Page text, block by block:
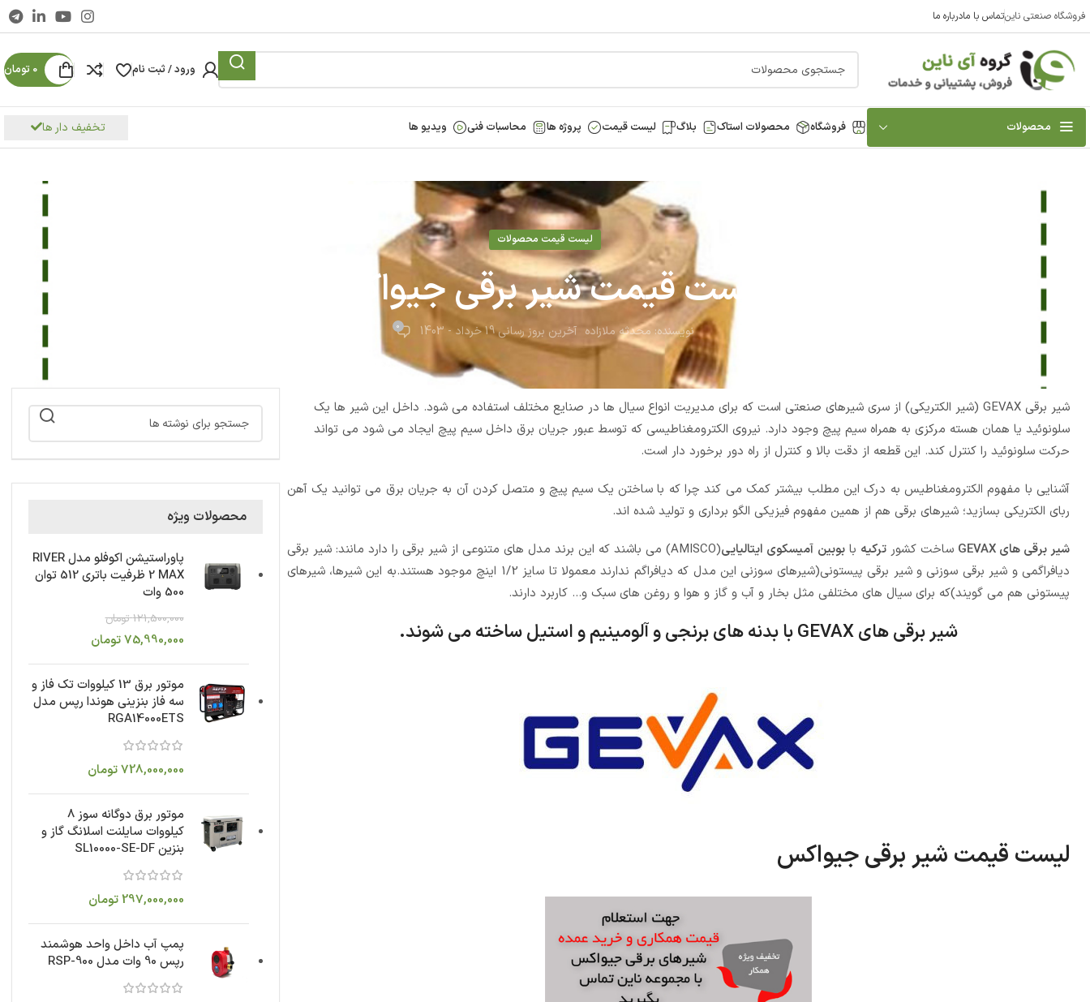
فروشگاه صنعتی ناینتماس با مادرباره ما
ورود / ثبت نام 0 تومان
محصولات فروشگاه محصولات استاک بلاگ لیست قیمت پروژه ها محاسبات فنی ویدیو ها تخفیف دار ها
لیست قیمت محصولات
لیست قیمت شیر برقی جیواکس
نویسنده: محدثه ملازاده آخرین بروز رسانی 19 خرداد - 1403 0
شیر برقی GEVAX (شیر الکتریکی) از سری شیرهای صنعتی است که برای مدیریت انواع سیال ها در صنایع مختلف استفاده می شود. داخل این شیر ها یک
سلونوئید یا همان هسته مرکزی به همراه سیم پیچ وجود دارد. نیروی الکترومغناطیسی که توسط عبور جریان برق داخل سیم پیچ ایجاد می شود می تواند
حرکت سلونوئید را کنترل کند. این قطعه از دقت بالا و کنترل از راه دور برخورد دار است.
آشنایی با مفهوم الکترومغناطیس به درک این مطلب بیشتر کمک می کند چرا که با ساختن یک سیم پیچ و متصل کردن آن به جریان برق می توانید یک آهن
ربای الکتریکی بسازید؛ شیرهای برقی هم از همین مفهوم فیزیکی الگو برداری و تولید شده اند.
شیر برقی های GEVAX ساخت کشورترکیه بابوبین آمیسکوی ایتالیایی
(AMISCO) می باشند که این برند مدل های متنوعی از شیر برقی را دارد مانند: شیر برقی
دیافراگمی و شیر برقی سوزنی و شیر برقی پیستونی(شیرهای سوزنی این مدل که دیافراگم ندارند معمولا تا سایز 1/2 اینچ موجود هستند.به این شیرها، شیرهای
پیستونی هم می گویند)که برای سیال های مختلفی مثل بخار و آب و گاز و هوا و روغن های سبک و… کاربرد دارند.
شیر برقی های GEVAX با بدنه هایبرنجی و آلومینیم و استیلساخته می شوند.
لیست قیمت شیر برقی جیواکس
محصولات ویژه
پاوراستیشن اکوفلو مدل RIVER
2 MAX ظرفیت باتری 512 توان
500 وات
121,500,000تومان
75,990,000تومان
موتور برق 13 کیلووات تک فاز و
سه فاز بنزینی هوندا رپس مدل
RGA14000ETS
728,000,000تومان
موتور برق دوگانه سوز 8
کیلووات سایلنت اسلانگ گاز و
بنزین SL10000-SE-DF
297,000,000تومان
پمپ آب داخل واحد هوشمند
رپس 90 وات مدل RSP-900